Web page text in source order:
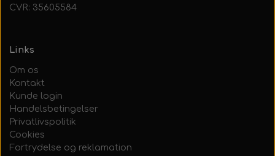
CVR: 35605584
Links
Om os
Kontakt
Kunde login
Handelsbetingelser
Privatlivspolitik
Cookies
Fortrydelse og reklamation